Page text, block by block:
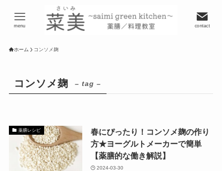
contact
menu
ホーム コンソメ麹
コンソメ麹 – tag –
薬膳レシピ
春にぴったり！コンソメ麹の作り
方★ヨーグルトメーカーで簡単
【薬膳的な働き解説】
2024-03-30